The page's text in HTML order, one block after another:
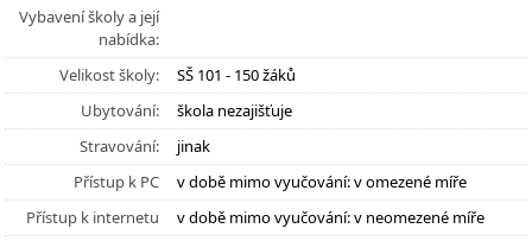
Vybavení školy a její
nabídka:
Velikost školy:
SŠ 101 - 150 žáků
Ubytování:
škola nezajišťuje
Stravování:
jinak
Přístup k PC
v době mimo vyučování: v omezené míře
Přístup k internetu
v době mimo vyučování: v neomezené míře